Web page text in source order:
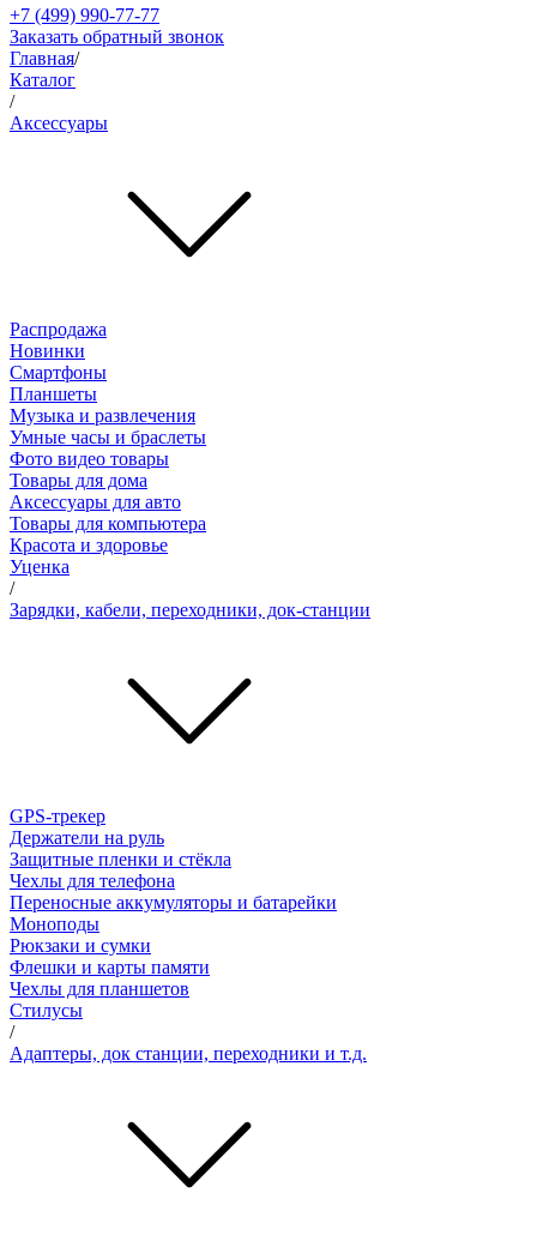
+7 (499) 990-77-77
Заказать обратный звонок
Главная/
Каталог
/
Аксессуары
Распродажа
Новинки
Смартфоны
Планшеты
Музыка и развлечения
Умные часы и браслеты
Фото видео товары
Товары для дома
Аксессуары для авто
Товары для компьютера
Красота и здоровье
Уценка
/
Зарядки, кабели, переходники, док-станции
GPS-трекер
Держатели на руль
Защитные пленки и стёкла
Чехлы для телефона
Переносные аккумуляторы и батарейки
Моноподы
Рюкзаки и сумки
Флешки и карты памяти
Чехлы для планшетов
Стилусы
/
Адаптеры, док станции, переходники и т.д.